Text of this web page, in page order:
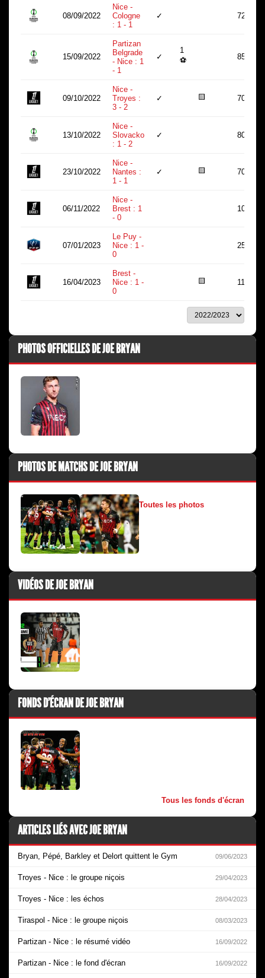
08/09/2022
Nice -
Cologne
: 1 - 1
✓ 72
15/09/2022
Partizan
Belgrade
- Nice : 1
- 1
✓
1
⚽
85
09/10/2022
Nice -
Troyes :
3 - 2
✓ 🟨 70
13/10/2022
Nice -
Slovacko
: 1 - 2
✓ 80
23/10/2022
Nice -
Nantes :
1 - 1
✓ 🟨 70
06/11/2022
Nice -
Brest : 1
- 0
10
07/01/2023
Le Puy -
Nice : 1 -
0
25
16/04/2023
Brest -
Nice : 1 -
0
🟨 11
PHOTOS OFFICIELLES DE JOE BRYAN
PHOTOS DE MATCHS DE JOE BRYAN
Toutes les photos
VIDÉOS DE JOE BRYAN
FONDS D'ÉCRAN DE JOE BRYAN
Tous les fonds d'écran
ARTICLES LIÉS AVEC JOE BRYAN
Bryan, Pépé, Barkley et Delort quittent le Gym 09/06/2023
Troyes - Nice : le groupe niçois 29/04/2023
Troyes - Nice : les échos 28/04/2023
Tiraspol - Nice : le groupe niçois 08/03/2023
Partizan - Nice : le résumé vidéo 16/09/2022
Partizan - Nice : le fond d'écran 16/09/2022